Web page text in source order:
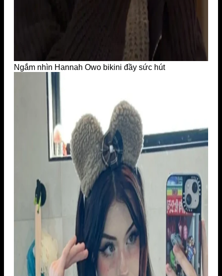
Ngắm nhìn Hannah Owo bikini đầy sức hút